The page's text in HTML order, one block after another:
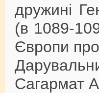
дружині
(в 1089-
Європи про
Сагармат